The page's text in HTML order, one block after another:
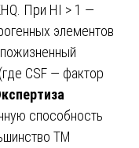
При HI > 1 —
элементов
CSF — фактор
способность
ТМ